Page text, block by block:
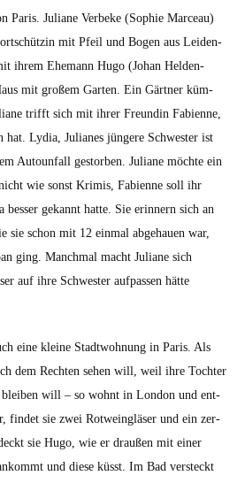
Paris. Juliane Ver­beke (Sophie Marceau)
mit Pfeil und Bogen aus Lei­den­
ihrem Ehe­mann Hugo (Johan Helden­
mit großem Garten. Ein Gärt­ner küm­
trifft sich mit ihrer Fre­undin Fabi­enne,
hat. Lydia, Julianes jün­gere Schwest­er ist
Autoun­fall gestor­ben. Juliane möchte ein
wie son­st Krim­is, Fabi­enne soll ihr
gekan­nt hat­te. Sie erin­nern sich an
sie schon mit 12 ein­mal abge­hauen war,
ging. Manch­mal macht Juliane sich
auf ihre Schwest­er auf­passen hätte
eine kleine Stadt­woh­nung in Paris. Als
dem Recht­en sehen will, weil ihre Tochter
will – so wohnt in Lon­don und ent­
find­et sie zwei Rotwe­ingläs­er und ein zer­
sie Hugo, wie er draußen mit ein­er
und diese küsst. Im Bad ver­steckt